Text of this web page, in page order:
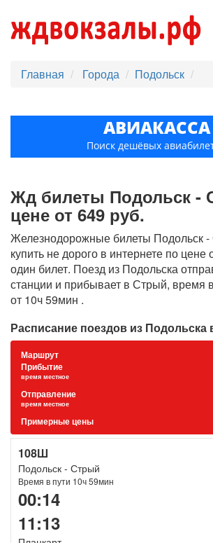
Главная Города Подольск
АВИАКАССА
Поиск дешёвых
Жд билеты Подольск -
цене от 649 руб.
Железнодорожные билеты Подольск
купить не дорого в интернете по цене
один билет. Поезд из Подольска
станции и прибывает в Стрый, время
от 10ч 59мин .
Расписание поездов из Подольска
Маршрут
Прибытие
время местное
Отправление
время местное
Примерные цены
108Ш
Подольск - Стрый
Время в пути 10ч 59мин
00:14
11:13